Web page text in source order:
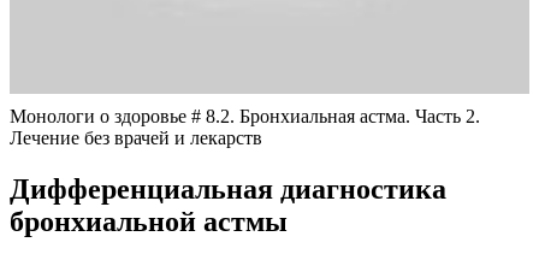
Монологи о здоровье # 8.2. Бронхиальная астма. Часть 2.
Лечение без врачей и лекарств
Дифференциальная диагностика
бронхиальной астмы